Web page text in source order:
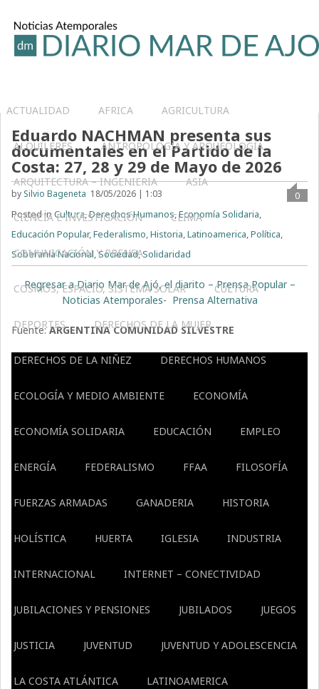
ACTUALIDAD AFRICA AGRICULTURA
ALQUILERES ANTROPOLOGÍA Y ARQUEOLOGÍA
ARQUITECTURA – INGENIERIA ASIA
CIENCIA E INVESTIGACIÓN CLIMA
COMUNICACIÓN Y PRENSA
COSMOS, ESPACIO, SISTEMA SOLAR CULTURA
DEPORTES DERECHOS DE LA MUJER
DERECHOS DE LA NIÑEZ DERECHOS HUMANOS
ECOLOGÍA Y MEDIO AMBIENTE ECONOMÍA
ECONOMÍA SOLIDARIA EDUCACIÓN EMPLEO
ENERGÍA FEDERALISMO FFAA FILOSOFÍA
FUERZAS ARMADAS GANADERIA HISTORIA
HOLÍSTICA HUERTA IGLESIA INDUSTRIA
INTERNACIONAL INTERNET – CONECTIVIDAD
JUBILACIONES Y PENSIONES JUBILADOS JUEGOS
JUSTICIA JUVENTUD JUVENTUD Y ADOLESCENCIA
LA COSTA ATLÁNTICA LATINOAMERICA
Eduardo NACHMAN presenta sus
documentales en el Partido de la
Costa: 27, 28 y 29 de Mayo de 2026
by Silvio Bageneta 18/05/2026 | 1:03
0
Posted inCultura,Derechos Humanos,Economía Solidaria,
Educación Popular,Federalismo,Historia,Latinoamerica,Política,
Soberanía Nacional,Sociedad,Solidaridad
Regresar a Diario Mar de Ajó, el diarito – Prensa Popular –
Noticias Atemporales- Prensa Alternativa
Fuente:ARGENTINA COMUNIDAD SILVESTRE